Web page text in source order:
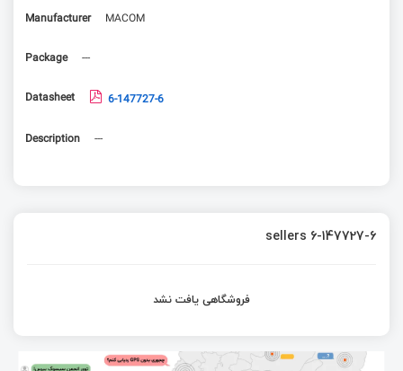
Manufacturer
MACOM
Package ---
Datasheet 6-147727-6
Description ---
sellers 6-147727-6
فروشگاهی یافت نشد